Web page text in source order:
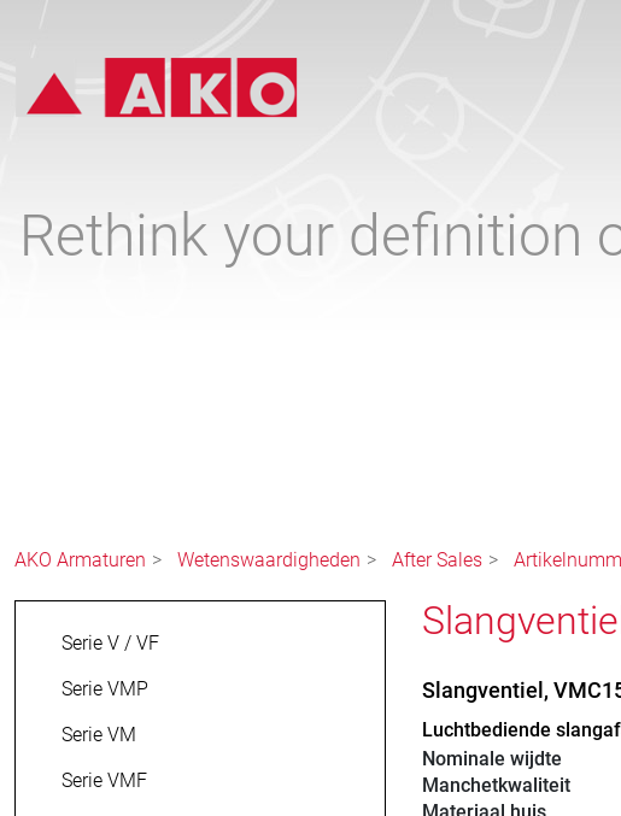
Rethink your definition
AKO Armaturen Wetenswaardigheden After Sales
Serie V / VF
Serie VMP
Serie VM
Serie VMF
Slangventiel,
Luchtbediende
Nominale wijdte
Manchetkwaliteit